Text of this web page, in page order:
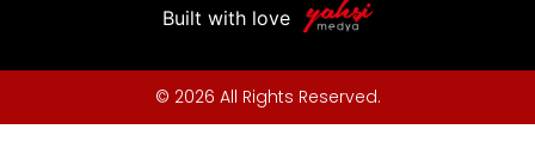
Built with love
© 2026 All Rights Reserved.